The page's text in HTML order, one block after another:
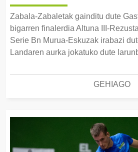
Zabala-Zabaletak gainditu dute
bigarren finalerdia Altuna III-
Serie Bn Murua-Eskuzak irabazi
Landaren aurka jokatuko dute
GEHIAGO